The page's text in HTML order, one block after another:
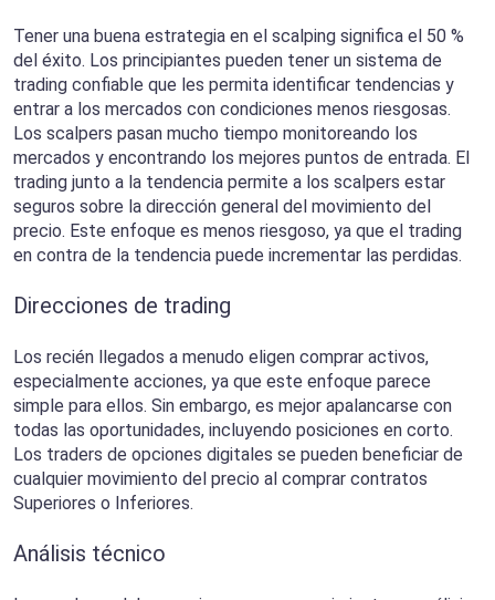
Tener una buena estrategia en el scalping significa el 50 %
del éxito. Los principiantes pueden tener un sistema de
trading confiable que les permita identificar tendencias y
entrar a los mercados con condiciones menos riesgosas.
Los scalpers pasan mucho tiempo monitoreando los
mercados y encontrando los mejores puntos de entrada. El
trading junto a la tendencia permite a los scalpers estar
seguros sobre la dirección general del movimiento del
precio. Este enfoque es menos riesgoso, ya que el trading
en contra de la tendencia puede incrementar las perdidas.
Direcciones de trading
Los recién llegados a menudo eligen comprar activos,
especialmente acciones, ya que este enfoque parece
simple para ellos. Sin embargo, es mejor apalancarse con
todas las oportunidades, incluyendo posiciones en corto.
Los traders de opciones digitales se pueden beneficiar de
cualquier movimiento del precio al comprar contratos
Superiores o Inferiores.
Análisis técnico